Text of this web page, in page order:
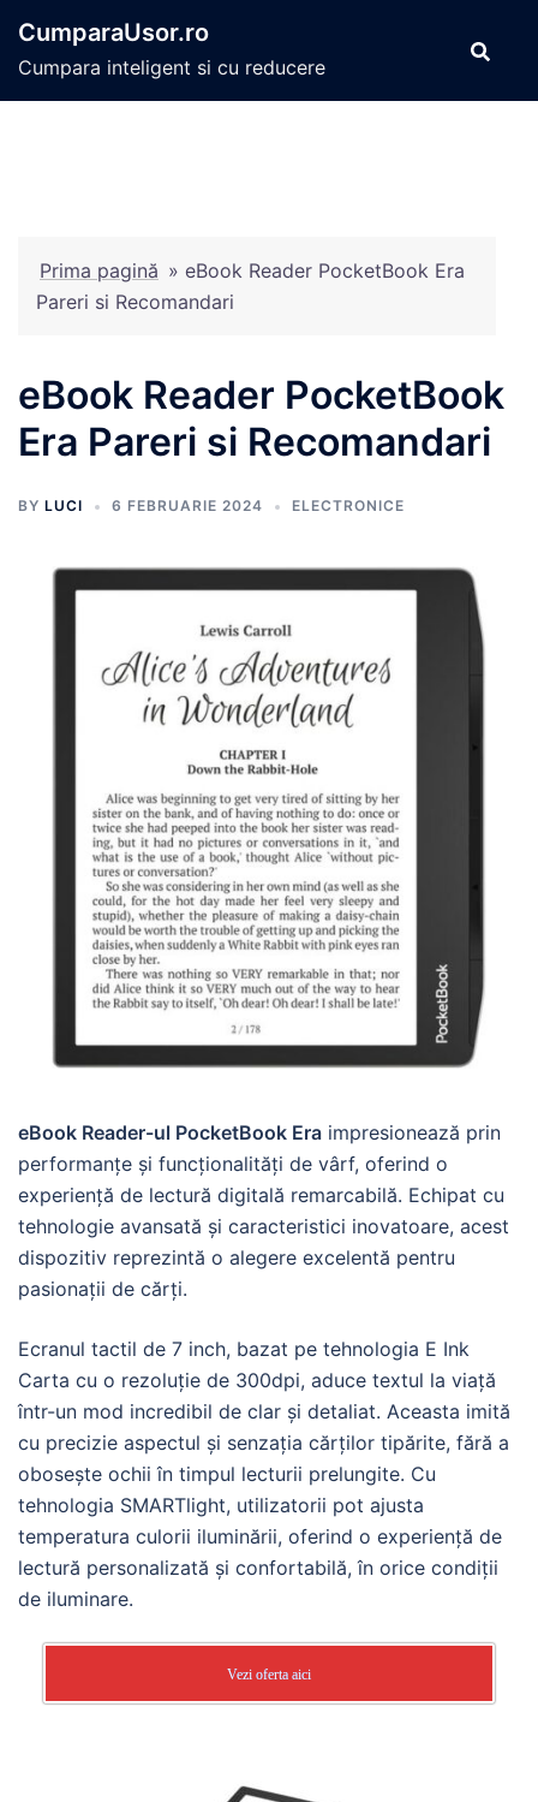
conținut
CumparaUsor.ro
Cumpara inteligent si cu reducere
Prima pagină » eBook Reader PocketBook Era
Pareri si Recomandari
eBook Reader PocketBook
Era Pareri si Recomandari
BY LUCI 6 FEBRUARIE 2024 ELECTRONICE
eBook Reader-ul PocketBook Era impresionează prin
performanțe și funcționalități de vârf, oferind o
experiență de lectură digitală remarcabilă. Echipat cu
tehnologie avansată și caracteristici inovatoare, acest
dispozitiv reprezintă o alegere excelentă pentru
pasionații de cărți.
Ecranul tactil de 7 inch, bazat pe tehnologia E Ink
Carta cu o rezoluție de 300dpi, aduce textul la viață
într-un mod incredibil de clar și detaliat. Aceasta imită
cu precizie aspectul și senzația cărților tipărite, fără a
obosește ochii în timpul lecturii prelungite. Cu
tehnologia SMARTlight, utilizatorii pot ajusta
temperatura culorii iluminării, oferind o experiență de
lectură personalizată și confortabilă, în orice condiții
de iluminare.
Vezi oferta aici